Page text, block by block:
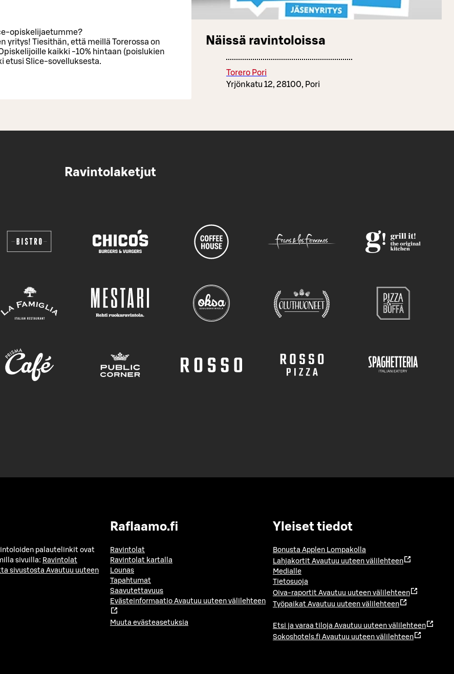
opiskelijaetumme?
yritys! Tiesithän, että meillä Torerossa on
kaikki -10% hintaan (poislukien
etusi Slice-sovelluksesta.
Näissä ravintoloissa
Torero Pori
Yrjönkatu 12, 28100, Pori
Ravintolaketjut
palautelinkit ovat
sivuilla: Ravintolat
sivustosta Avautuu uuteen
Raflaamo.fi
Ravintolat
Ravintolat kartalla
Lounas
Tapahtumat
Saavutettavuus
Evästeinformaatio Avautuu uuteen välilehteen
Muuta evästeasetuksia
Yleiset tiedot
Bonusta Applen Lompakolla
Lahjakortit Avautuu uuteen välilehteen
Medialle
Tietosuoja
Oiva-raportit Avautuu uuteen välilehteen
Työpaikat Avautuu uuteen välilehteen
Etsi ja varaa tiloja Avautuu uuteen välilehteen
Sokoshotels.fi Avautuu uuteen välilehteen